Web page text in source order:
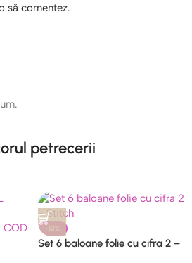
să comentez.
petrecerii
-13%
Set 6 baloane folie cu cifra 2 –